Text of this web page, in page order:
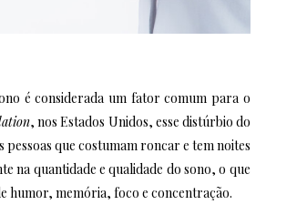
é considerada um fator comum para o
, nos Estados Unidos, esse distúrbio do
que costumam roncar e tem noites
na quantidade e qualidade do sono, o que
humor, memória, foco e concentração.